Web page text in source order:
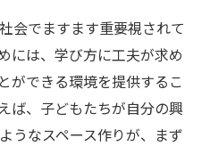
会でますます重要視されて
には、学び方に工夫が求め
ができる環境を提供するこ
ば、子どもたちが自分の興
うなスペース作りが、まず